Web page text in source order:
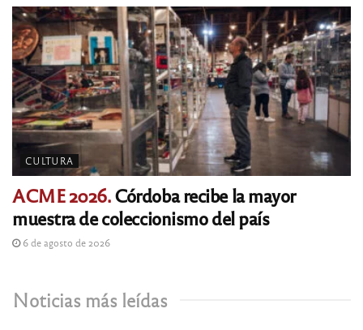
CULTURA
ACME 2026.Córdoba recibe la mayor
muestra de coleccionismo del país
6 de agosto de 2026
Noticias más leídas